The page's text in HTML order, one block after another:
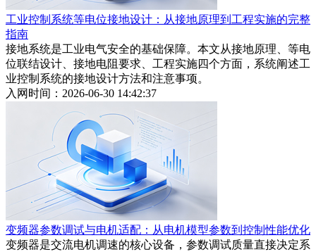
工业控制系统等电位接地设计：从接地原理到工程实施的完整
指南
接地系统是工业电气安全的基础保障。本文从接地原理、等电
位联结设计、接地电阻要求、工程实施四个方面，系统阐述工
业控制系统的接地设计方法和注意事项。
入网时间：2026-06-30 14:42:37
变频器参数调试与电机适配：从电机模型参数到控制性能优化
变频器是交流电机调速的核心设备，参数调试质量直接决定系